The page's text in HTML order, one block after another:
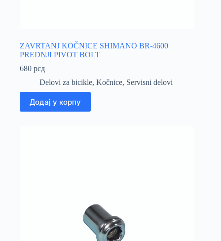
ZAVRTANJ KOČNICE SHIMANO BR-4600
PREDNJI PIVOT BOLT
680 рсд
Delovi za bicikle, Kočnice, Servisni delovi
Додај у корпу